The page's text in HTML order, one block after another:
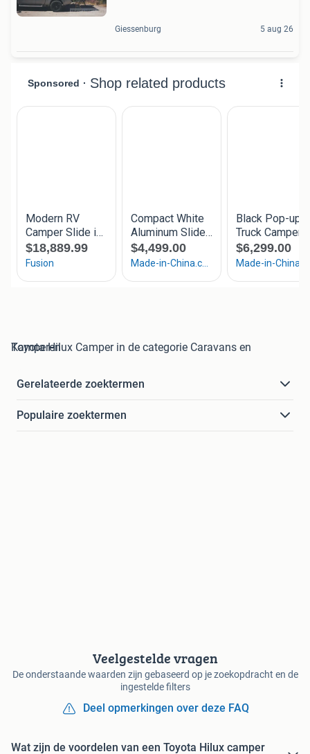
Giessenburg 5 aug 26
Toyota Hilux Camper in de categorie Caravans en Kamperen
Gerelateerde zoektermen
Populaire zoektermen
Veelgestelde vragen
De onderstaande waarden zijn gebaseerd op je zoekopdracht en de
ingestelde filters
Deel opmerkingen over deze FAQ
Wat zijn de voordelen van een Toyota Hilux camper